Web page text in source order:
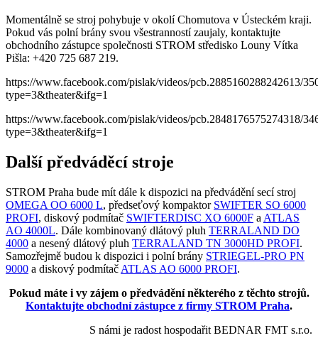
Momentálně se stroj pohybuje v okolí Chomutova v Ústeckém kraji.
Pokud vás polní brány svou všestranností zaujaly, kontaktujte
obchodního zástupce společnosti STROM středisko Louny Vítka
Pišla: +420 725 687 219.
https://www.facebook.com/pislak/videos/pcb.2885160288242613/
type=3&theater&ifg=1
https://www.facebook.com/pislak/videos/pcb.2848176575274318/
type=3&theater&ifg=1
Další předváděcí stroje
STROM Praha bude mít dále k dispozici na předvádění secí stroj
OMEGA OO 6000 L, předseťový kompaktor SWIFTER SO 6000
PROFI, diskový podmítač SWIFTERDISC XO 6000F a ATLAS
AO 4000L. Dále kombinovaný dlátový pluh TERRALAND DO
4000 a nesený dlátový pluh TERRALAND TN 3000HD PROFI.
Samozřejmě budou k dispozici i polní brány STRIEGEL-PRO PN
9000 a diskový podmítač ATLAS AO 6000 PROFI.
Pokud máte i vy zájem o předvádění některého z těchto strojů.
Kontaktujte obchodní zástupce z firmy STROM Praha.
S námi je radost hospodařit BEDNAR FMT s.r.o.